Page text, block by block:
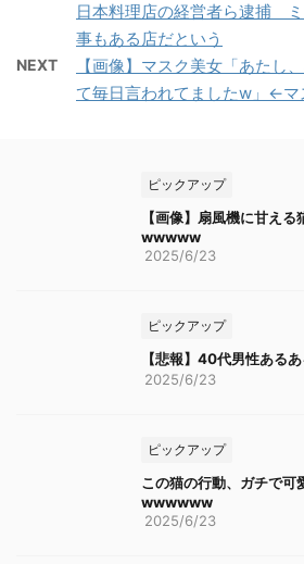
日本料理店の経営者ら逮捕
事もある店だという
NEXT
【画像】マスク美女「あたし
て毎日言われてましたw」←マ
ピックアップ
【画像】扇風機に甘え
wwwww
2025/6/23
ピックアップ
【悲報】40代男性ある
2025/6/23
ピックアップ
この猫の行動、ガチで可
wwwwww
2025/6/23